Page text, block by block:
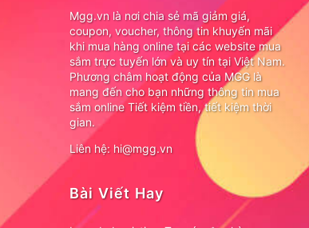
Mgg.vn là nơi chia sẻ mã giảm giá,
coupon, voucher, thông tin khuyến mãi
khi mua hàng online tại các website mua
sắm trực tuyến lớn và uy tín tại Việt Nam.
Phương châm hoạt động của MGG là
mang đến cho bạn những thông tin mua
sắm online Tiết kiệm tiền, tiết kiệm thời
gian.
Liên hệ: hi@mgg.vn
Bài Viết Hay